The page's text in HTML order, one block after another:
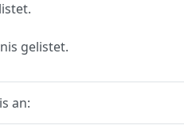
gelistet.
an: